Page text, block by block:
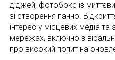
діджей, фотобокс із
зі створення панно.
інтерес у місцевих медіа та
мережах, включно з
про високий попит на